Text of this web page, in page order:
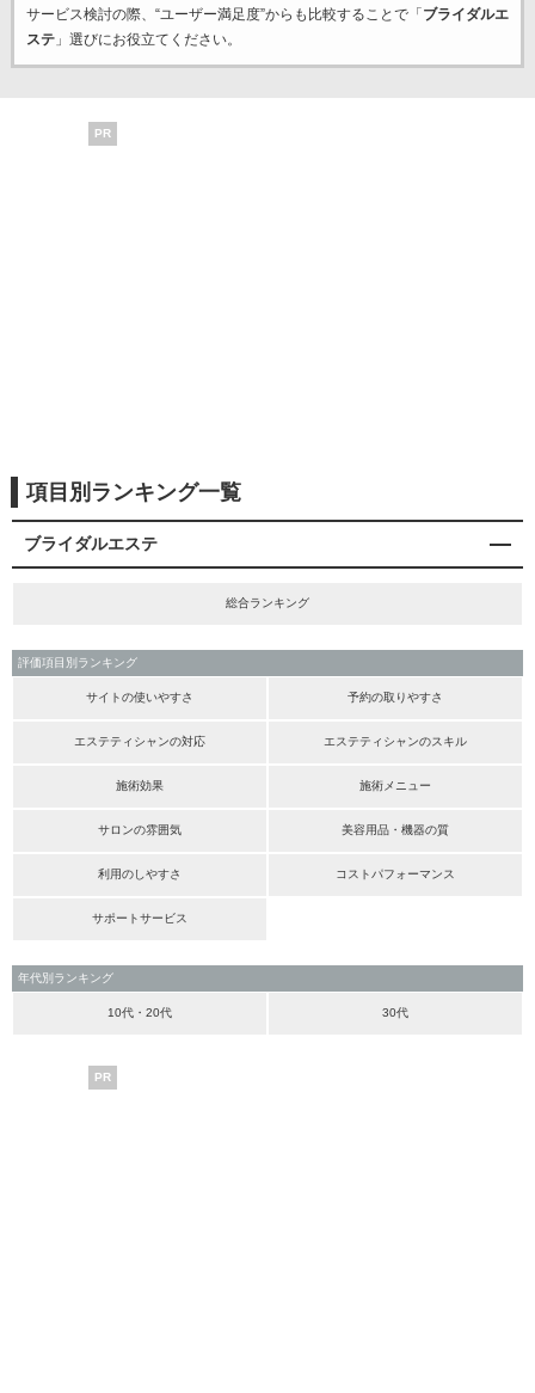
サービス検討の際、“ユーザー満足度”からも比較することで「 ブライダルエ
ステ」選びにお役立てください。
PR
項目別ランキング一覧
ブライダルエステ
総合ランキング
評価項目別ランキング
サイトの使いやすさ 予約の取りやすさ
エステティシャンの対応 エステティシャンのスキル
施術効果 施術メニュー
サロンの雰囲気 美容用品・機器の質
利用のしやすさ コストパフォーマンス
サポートサービス
年代別ランキング
10代・20代 30代
PR